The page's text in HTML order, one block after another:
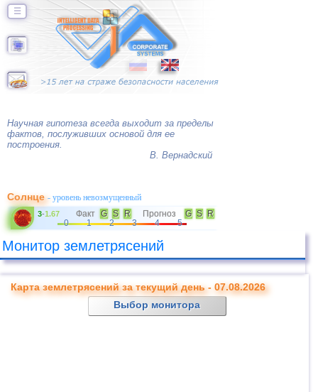
☰
Научная гипотеза всегда выходит за пределы
фактов, послуживших основой для ее
построения.
В. Вернадский
Солнце- уровень невозмущенный
3-1.67 Факт G S R Прогноз G S
R
0
1 2 3 4 5
Монитор землетрясений
Карта землетрясений за текущий день - 07.08.2026
Выбор монитора